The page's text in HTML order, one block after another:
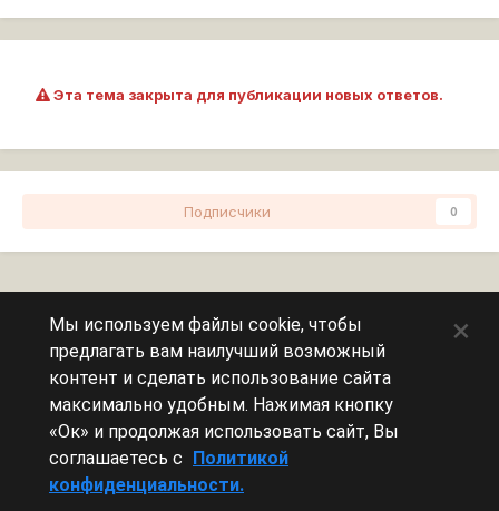
Эта тема закрыта для публикации новых ответов.
Подписчики 0
Сейчас на странице
Эту страницу никто не просматривает.
Мы используем файлы cookie, чтобы
предлагать вам наилучший возможный
контент и сделать использование сайта
максимально удобным. Нажимая кнопку
«Ок» и продолжая использовать сайт, Вы
соглашаетесь с Политикой
конфиденциальности.
×